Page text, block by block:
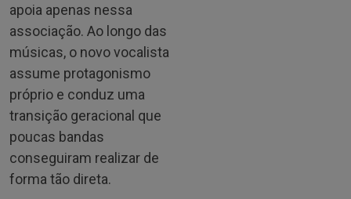
apoia apenas nessa
associação. Ao longo das
músicas, o novo vocalista
assume protagonismo
próprio e conduz uma
transição geracional que
poucas bandas
conseguiram realizar de
forma tão direta.